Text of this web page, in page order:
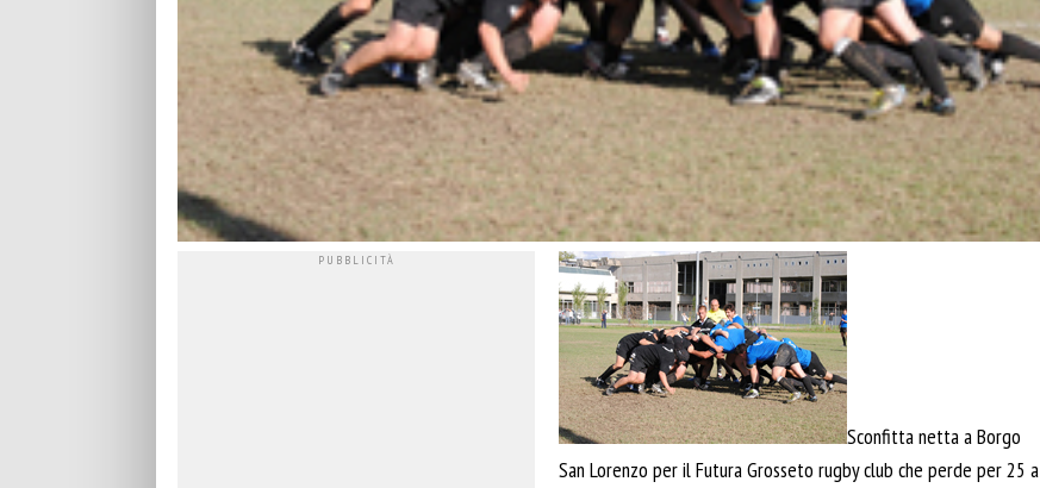
Sconfitta netta a Borgo
San Lorenzo per il Futura Grosseto rugby club che perde per 25 a